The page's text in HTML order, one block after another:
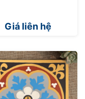
Giá liên hệ